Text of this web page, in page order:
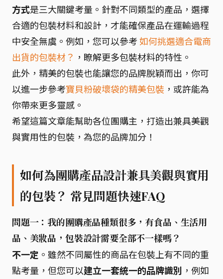
方式是三大關鍵考量。針對不同類型的產品，選擇
合適的包裝材料和設計，才能確保產品在運輸過程
中安全無虞。例如，您可以參考如何挑選適合電商
出貨的包裝材？ ，瞭解更多包裝材料的特性。
此外，精美的包裝也能讓您的品牌脫穎而出，你可
以進一步參考寶貝粉破壞袋的精美包裝 ，或許能為
你帶來更多靈感。
希望這篇文章能幫助各位團購主，打造出兼具美觀
與實用性的包裝，為您的品牌加分！
如何為團購產品設計兼具美觀與實用
的包裝？ 常見問題快速FAQ
問題一：我的團購產品種類很多，有食品、生活用
品、美妝品，包裝設計需要全部不一樣嗎？
不一定 。雖然不同屬性的商品在包裝上有不同的重
點考量，但您可以建立一套統一的品牌識別 ，例如